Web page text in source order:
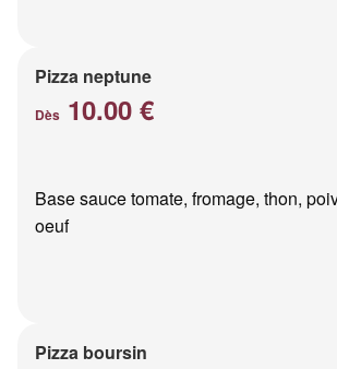
Pizza neptune
Dès 10.00 €
Base sauce tomate, fromage, thon,
oeuf
Pizza boursin